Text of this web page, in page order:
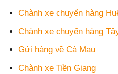
Chành xe chuyển hàng
Chành xe chuyển hàng
Gửi hàng về Cà Mau
Chành xe Tiền Giang